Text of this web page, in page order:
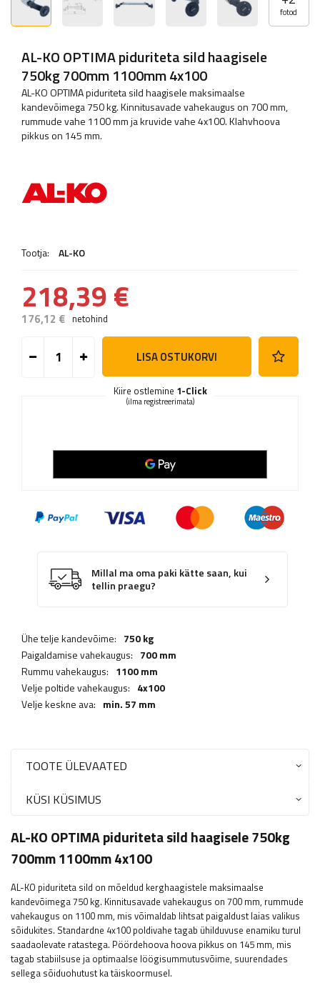
fotod
AL-KO OPTIMA piduriteta sild haagisele
750kg 700mm 1100mm 4x100
AL-KO OPTIMA piduriteta sild haagisele maksimaalse
kandevõimega 750 kg. Kinnitusavade vahekaugus on 700 mm,
rummude vahe 1100 mm ja kruvide vahe 4x100. Klahvhoova
pikkus on 145 mm.
Tootja: AL-KO
218,39 €
176,12 € netohind
LISA OSTUKORVI
Kiire ostlemine 1-Click
(ilma registreerimata)
Millal ma oma paki kätte saan, kui
tellin praegu?
Ühe telje kandevõime: 750 kg
Paigaldamise vahekaugus: 700 mm
Rummu vahekaugus: 1100 mm
Velje poltide vahekaugus: 4x100
Velje keskne ava: min. 57 mm
TOOTE ÜLEVAATED
KÜSI KÜSIMUS
AL-KO OPTIMA piduriteta sild haagisele 750kg
700mm 1100mm 4x100
AL-KO piduriteta sild on mõeldud kerghaagistele maksimaalse
kandevõimega 750 kg. Kinnitusavade vahekaugus on 700 mm, rummude
vahekaugus on 1100 mm, mis võimaldab lihtsat paigaldust laias valikus
sõidukites. Standardne 4x100 poldivahe tagab ühilduvuse enamiku turul
saadaolevate ratastega. Pöördehoova hoova pikkus on 145 mm, mis
tagab stabiilsuse ja optimaalse löögisummutusvõime, suurendades
sellega sõiduohutust ka täiskoormusel.